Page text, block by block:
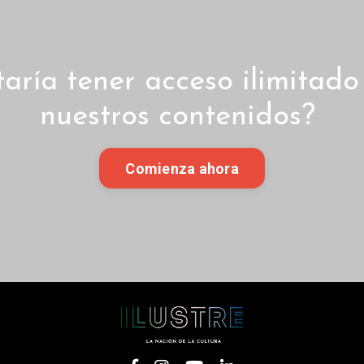
tener acceso
nuestros contenidos?
Comienza ahora